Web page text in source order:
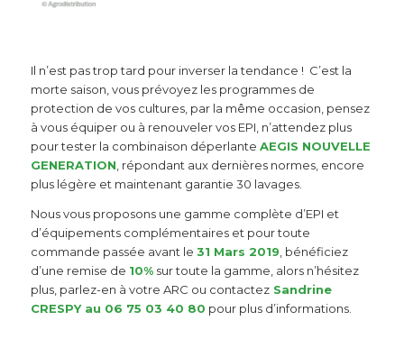
Il n’est pas trop tard pour inverser la tendance ! C’est la
morte saison, vous prévoyez les programmes de
protection de vos cultures, par la même occasion, pensez
à vous équiper ou à renouveler vos EPI, n’attendez plus
pour tester la combinaison déperlante AEGIS NOUVELLE
GENERATION, répondant aux dernières normes, encore
plus légère et maintenant garantie 30 lavages.
Nous vous proposons une gamme complète d’EPI et
d’équipements complémentaires et pour toute
commande passée avant le 31 Mars 2019 , bénéficiez
d’une remise de 10%sur toute la gamme, alors n’hésitez
plus, parlez-en à votre ARC ou contactezSandrine
CRESPY au 06 75 03 40 80 pour plus d’informations.